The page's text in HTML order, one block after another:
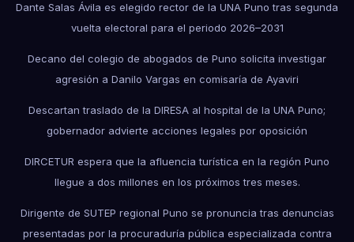
Dante Salas Ávila es elegido rector de la UNA Puno tras segunda
vuelta electoral para el periodo 2026–2031
Decano del colegio de abogados de Puno solicita investigar
agresión a Danilo Vargas en comisaría de Ayaviri
Descartan traslado de la DIRESA al hospital de la UNA Puno;
gobernador advierte acciones legales por oposición
DIRCETUR espera que la afluencia turística en la región Puno
llegue a dos millones en los próximos tres meses.
Dirigente de SUTEP regional Puno se pronuncia tras denuncias
presentadas por la procuraduría pública especializada contra